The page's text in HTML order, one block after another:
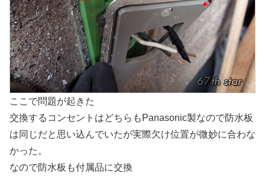
ここで問題が起きた
交換するコンセントはどちらもPanasonic製なので防水板
は同じだと思い込んでいたが実際欠け位置が微妙に合わな
かった。
なので防水板も付属品に交換